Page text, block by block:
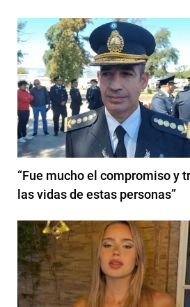
“Fue mucho el compromiso y
las vidas de estas personas”